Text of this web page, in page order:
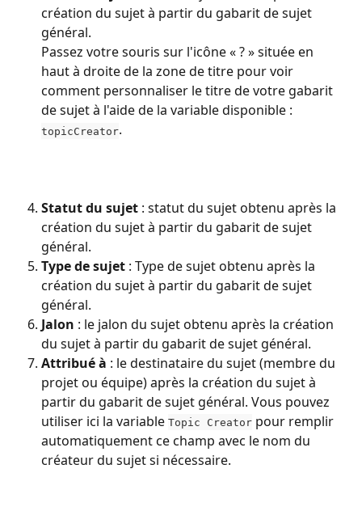
création du sujet à partir du gabarit de sujet
général.
Passez votre souris sur l'icône « ? » située en
haut à droite de la zone de titre pour voir
comment personnaliser le titre de votre gabarit
de sujet à l'aide de la variable disponible :
topicCreator.
Statut du sujet : statut du sujet obtenu après la
création du sujet à partir du gabarit de sujet
général.
Type de sujet : Type de sujet obtenu après la
création du sujet à partir du gabarit de sujet
général.
Jalon : le jalon du sujet obtenu après la création
du sujet à partir du gabarit de sujet général.
Attribué à : le destinataire du sujet (membre du
projet ou équipe) après la création du sujet à
partir du gabarit de sujet général. Vous pouvez
utiliser ici la variable Topic Creator pour remplir
automatiquement ce champ avec le nom du
créateur du sujet si nécessaire.